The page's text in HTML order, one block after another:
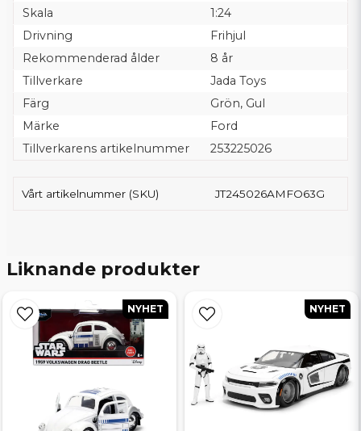
Skala
1:24
Drivning
Frihjul
Rekommenderad ålder
8 år
Tillverkare
Jada Toys
Färg
Grön, Gul
Märke
Ford
Tillverkarens artikelnummer
253225026
Vårt artikelnummer (SKU) JT245026AMFO63G
Liknande produkter
NYHET NYHET